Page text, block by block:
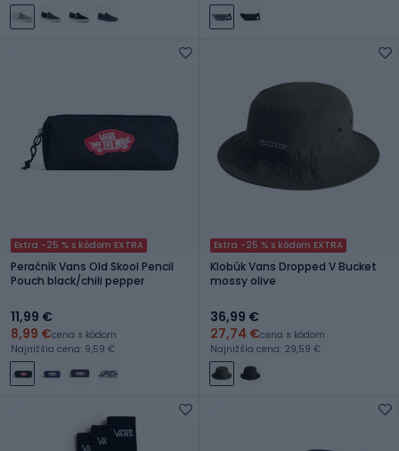
Extra -25 % s kódom EXTRA
Peračník Vans Old Skool Pencil
Pouch black/chili pepper
11,99 €
8,99 €cena s kódom
Najnižšia cena: 9,59 €
Extra -25 % s kódom EXTRA
Klobúk Vans Dropped V Bucket
mossy olive
36,99 €
27,74 €cena s kódom
Najnižšia cena: 29,59 €